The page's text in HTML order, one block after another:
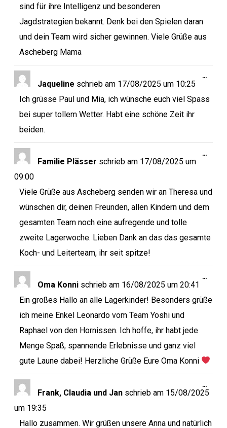
sind für ihre Intelligenz und besonderen
Jagdstrategien bekannt. Denk bei den Spielen daran
und dein Team wird sicher gewinnen. Viele Grüße aus
Ascheberg Mama
Jaqueline schrieb am17/08/2025 um 10:25
Ich grüsse Paul und Mia, ich wünsche euch viel Spass
bei super tollem Wetter. Habt eine schöne Zeit ihr
beiden.
…
Familie Plässer schrieb am17/08/2025 um
09:00
Viele Grüße aus Ascheberg senden wir an Theresa und
wünschen dir, deinen Freunden, allen Kindern und dem
gesamten Team noch eine aufregende und tolle
zweite Lagerwoche. Lieben Dank an das das gesamte
Koch- und Leiterteam, ihr seit spitze!
…
Oma Konni schrieb am16/08/2025 um 20:41
Ein großes Hallo an alle Lagerkinder! Besonders grüße
ich meine Enkel Leonardo vom Team Yoshi und
Raphael von den Hornissen. Ich hoffe, ihr habt jede
Menge Spaß, spannende Erlebnisse und ganz viel
gute Laune dabei! Herzliche Grüße Eure Oma Konni
…
Frank, Claudia und Jan schrieb am15/08/2025
um 19:35
Hallo zusammen. Wir grüßen unsere Anna und natürlich
…